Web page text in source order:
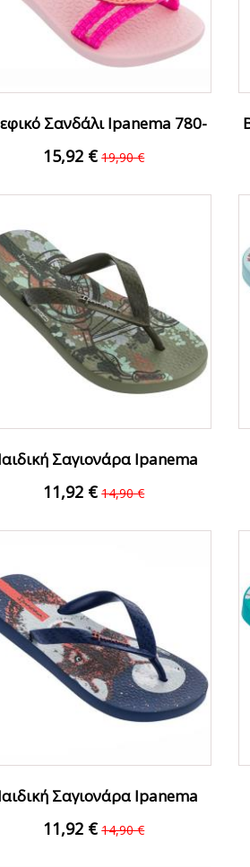
Σανδάλι Ipanema 780-
15,92 € 19,90 €
Σαγιονάρα Ipanema
11,92 € 14,90 €
Σαγιονάρα Ipanema
11,92 € 14,90 €